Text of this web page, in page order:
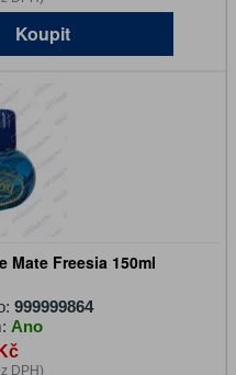
Koupit
Mate Freesia 150ml
999999864
Ano
DPH)